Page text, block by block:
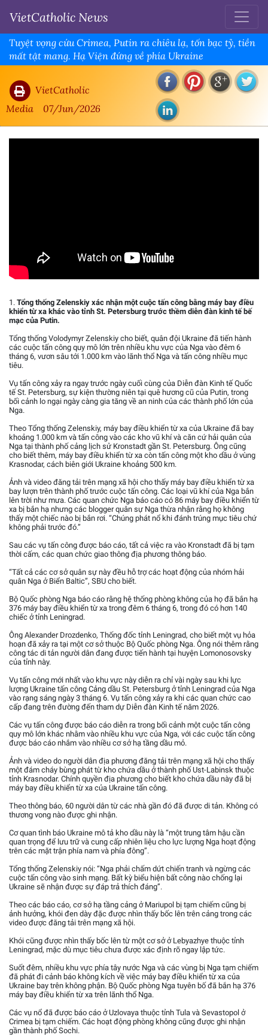
VietCatholic News
Tuyệt vọng cứu Crimea, Putin ra chiêu lạ, tốn bạc tỷ, tiền
mất tật mang. Hạ Viện đứng về phía Ukraine
VietCatholic
Media
07/Jun/2026
1. Tổng thống Zelenskiy xác nhận một cuộc tấn công bằng máy bay điều
khiển từ xa khác vào tỉnh St. Petersburg trước thềm diễn đàn kinh tế bế
mạc của Putin.
Tổng thống Volodymyr Zelenskiy cho biết, quân đội Ukraine đã tiến hành
các cuộc tấn công quy mô lớn trên nhiều khu vực của Nga vào đêm 6
tháng 6, vươn sâu tới 1.000 km vào lãnh thổ Nga và tấn công nhiều mục
tiêu.
Vụ tấn công xảy ra ngay trước ngày cuối cùng của Diễn đàn Kinh tế Quốc
tế St. Petersburg, sự kiện thường niên tại quê hương cũ của Putin, trong
bối cảnh lo ngại ngày càng gia tăng về an ninh của các thành phố lớn của
Nga.
Theo Tổng thống Zelenskiy, máy bay điều khiển từ xa của Ukraine đã bay
khoảng 1.000 km và tấn công vào các kho vũ khí và căn cứ hải quân của
Nga tại thành phố cảng lịch sử Kronstadt gần St. Petersburg. Ông cũng
cho biết thêm, máy bay điều khiển từ xa còn tấn công một kho dầu ở vùng
Krasnodar, cách biên giới Ukraine khoảng 500 km.
Ảnh và video đăng tải trên mạng xã hội cho thấy máy bay điều khiển từ xa
bay lượn trên thành phố trước cuộc tấn công. Các loại vũ khí của Nga bắn
lên trời như mưa. Các quan chức Nga báo cáo có 86 máy bay điều khiển từ
xa bị bắn hạ nhưng các blogger quân sự Nga thừa nhận rằng họ không
thấy một chiếc nào bị bắn rơi. “Chúng phát nổ khi đánh trúng mục tiêu chứ
không phải trước đó.”
Sau các vụ tấn công được báo cáo, tất cả việc ra vào Kronstadt đã bị tạm
thời cấm, các quan chức giao thông địa phương thông báo.
“Tất cả các cơ sở quân sự này đều hỗ trợ các hoạt động của nhóm hải
quân Nga ở Biển Baltic”, SBU cho biết.
Bộ Quốc phòng Nga báo cáo rằng hệ thống phòng không của họ đã bắn hạ
376 máy bay điều khiển từ xa trong đêm 6 tháng 6, trong đó có hơn 140
chiếc ở tỉnh Leningrad.
Ông Alexander Drozdenko, Thống đốc tỉnh Leningrad, cho biết một vụ hỏa
hoạn đã xảy ra tại một cơ sở thuộc Bộ Quốc phòng Nga. Ông nói thêm rằng
công tác di tản người dân đang được tiến hành tại huyện Lomonosovsky
của tỉnh này.
Vụ tấn công mới nhất vào khu vực này diễn ra chỉ vài ngày sau khi lực
lượng Ukraine tấn công Cảng dầu St. Petersburg ở tỉnh Leningrad của Nga
vào rạng sáng ngày 3 tháng 6. Vụ tấn công xảy ra khi các quan chức cao
cấp đang trên đường đến tham dự Diễn đàn Kinh tế năm 2026.
Các vụ tấn công được báo cáo diễn ra trong bối cảnh một cuộc tấn công
quy mô lớn khác nhằm vào nhiều khu vực của Nga, với các cuộc tấn công
được báo cáo nhắm vào nhiều cơ sở hạ tầng dầu mỏ.
Ảnh và video do người dân địa phương đăng tải trên mạng xã hội cho thấy
một đám cháy bùng phát từ kho chứa dầu ở thành phố Ust-Labinsk thuộc
tỉnh Krasnodar. Chính quyền địa phương cho biết kho chứa dầu này đã bị
máy bay điều khiển từ xa của Ukraine tấn công.
Theo thông báo, 60 người dân từ các nhà gần đó đã được di tản. Không có
thương vong nào được ghi nhận.
Cơ quan tình báo Ukraine mô tả kho dầu này là “một trung tâm hậu cần
quan trọng để lưu trữ và cung cấp nhiên liệu cho lực lượng Nga hoạt động
trên các mặt trận phía nam và phía đông”.
Tổng thống Zelenskiy nói: “Nga phải chấm dứt chiến tranh và ngừng các
cuộc tấn công vào sinh mạng. Bất kỳ biểu hiện bất công nào chống lại
Ukraine sẽ nhận được sự đáp trả thích đáng”.
Theo các báo cáo, cơ sở hạ tầng cảng ở Mariupol bị tạm chiếm cũng bị
ảnh hưởng, khói đen dày đặc được nhìn thấy bốc lên trên cảng trong các
video được đăng tải trên mạng xã hội.
Khói cũng được nhìn thấy bốc lên từ một cơ sở ở Lebyazhye thuộc tỉnh
Leningrad, mặc dù mục tiêu chưa được xác định rõ ngay lập tức.
Suốt đêm, nhiều khu vực phía tây nước Nga và các vùng bị Nga tạm chiếm
đã phát đi cảnh báo không kích về việc máy bay điều khiển từ xa của
Ukraine bay trên không phận. Bộ Quốc phòng Nga tuyên bố đã bắn hạ 376
máy bay điều khiển từ xa trên lãnh thổ Nga.
Các vụ nổ đã được báo cáo ở Uzlovaya thuộc tỉnh Tula và Sevastopol ở
Crimea bị tạm chiếm. Các hoạt động phòng không cũng được ghi nhận
gần thành phố Sochi.